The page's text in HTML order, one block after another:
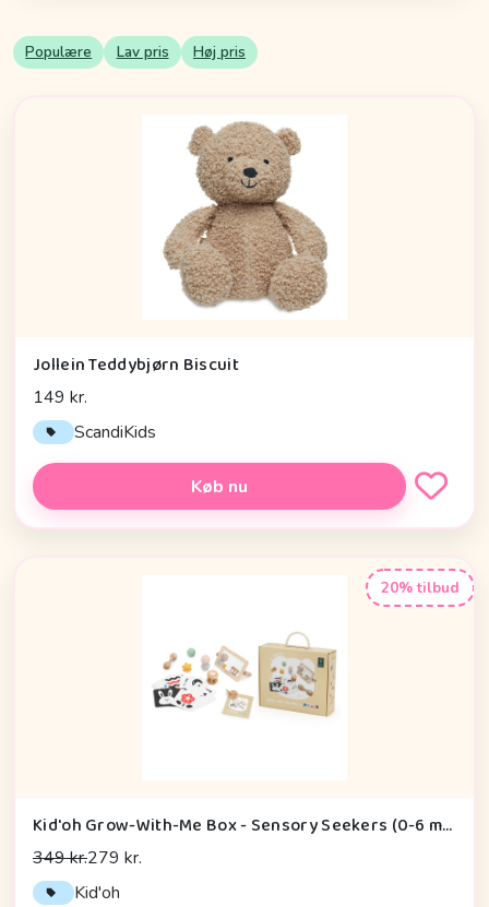
Populære Lav pris Høj pris
Jollein Teddybjørn Biscuit
149 kr.
ScandiKids
Køb nu
20% tilbud
Kid'oh Grow-With-Me Box - Sensory Seekers (0-6 mdr.)
349 kr.279 kr.
Kid'oh